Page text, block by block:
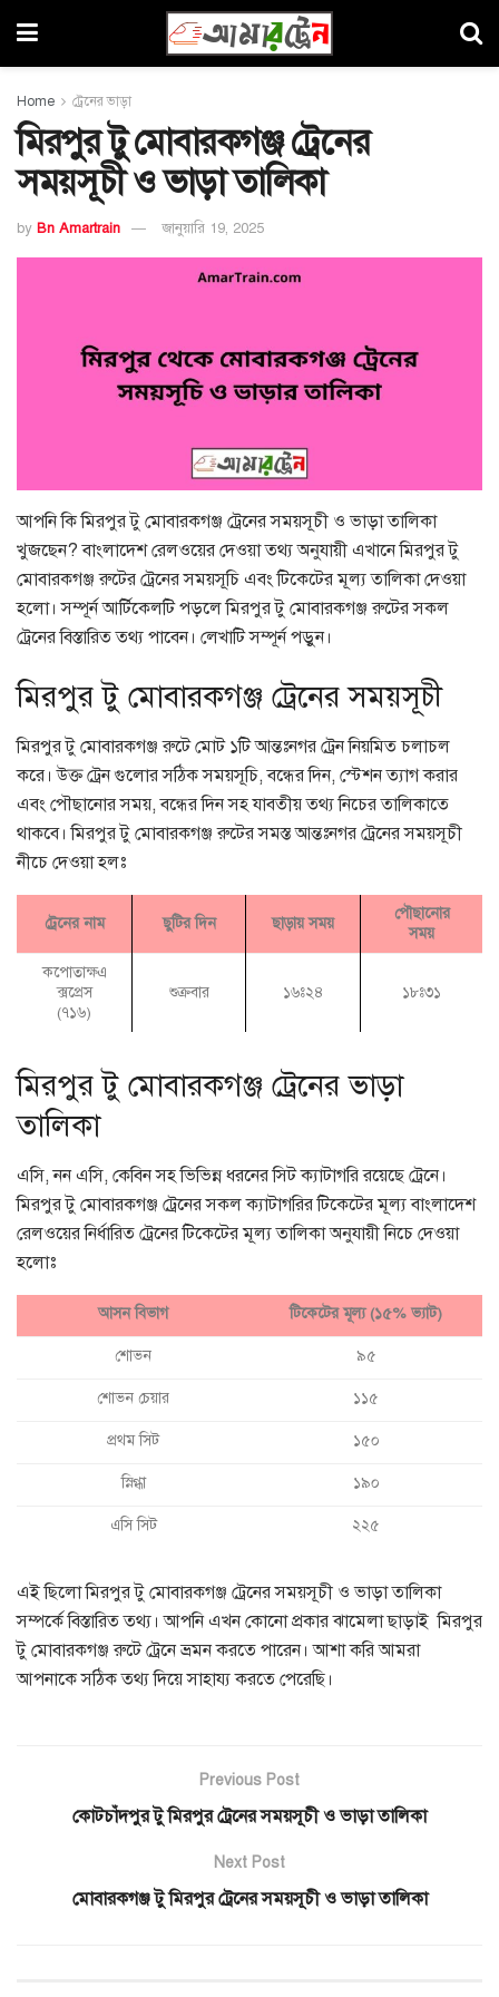
Home ট্রেনের ভাড়া
মিরপুর টু মোবারকগঞ্জ ট্রেনের
সময়সূচী ও ভাড়া তালিকা
by Bn Amartrain জানুয়ারি 19, 2025
আপনি কি মিরপুর টু মোবারকগঞ্জ ট্রেনের সময়সূচী ও ভাড়া তালিকা
খুজছেন? বাংলাদেশ রেলওয়ের দেওয়া তথ্য অনুযায়ী এখানে মিরপুর টু
মোবারকগঞ্জ রুটের ট্রেনের সময়সূচি এবং টিকেটের মূল্য তালিকা দেওয়া
হলো। সম্পূর্ন আর্টিকেলটি পড়লে মিরপুর টু মোবারকগঞ্জ রুটের সকল
ট্রেনের বিস্তারিত তথ্য পাবেন। লেখাটি সম্পূর্ন পড়ুন।
মিরপুর টু মোবারকগঞ্জ ট্রেনের সময়সূচী
মিরপুর টু মোবারকগঞ্জ রুটে মোট ১টি আন্তঃনগর ট্রেন নিয়মিত চলাচল
করে। উক্ত ট্রেন গুলোর সঠিক সময়সূচি, বন্ধের দিন, স্টেশন ত্যাগ করার
এবং পৌছানোর সময়, বন্ধের দিন সহ যাবতীয় তথ্য নিচের তালিকাতে
থাকবে। মিরপুর টু মোবারকগঞ্জ রুটের সমস্ত আন্তঃনগর ট্রেনের সময়সূচী
নীচে দেওয়া হলঃ
ট্রেনের নাম ছুটির দিন ছাড়ায় সময়
পৌছানোর
সময়
কপোতাক্ষএ
ক্সপ্রেস
(৭১৬)
শুক্রবার ১৬ঃ২৪ ১৮ঃ৩১
মিরপুর টু মোবারকগঞ্জ ট্রেনের ভাড়া
তালিকা
এসি, নন এসি, কেবিন সহ ভিভিন্ন ধরনের সিট ক্যাটাগরি রয়েছে ট্রেনে।
মিরপুর টু মোবারকগঞ্জ ট্রেনের সকল ক্যাটাগরির টিকেটের মূল্য বাংলাদেশ
রেলওয়ের নির্ধারিত ট্রেনের টিকেটের মূল্য তালিকা অনুযায়ী নিচে দেওয়া
হলোঃ
আসন বিভাগ টিকেটের মূল্য (১৫% ভ্যাট)
শোভন ৯৫
শোভন চেয়ার ১১৫
প্রথম সিট ১৫০
স্নিগ্ধা ১৯০
এসি সিট ২২৫
এই ছিলো মিরপুর টু মোবারকগঞ্জ ট্রেনের সময়সূচী ও ভাড়া তালিকা
সম্পর্কে বিস্তারিত তথ্য। আপনি এখন কোনো প্রকার ঝামেলা ছাড়াই মিরপুর
টু মোবারকগঞ্জ রুটে ট্রেনে ভ্রমন করতে পারেন। আশা করি আমরা
আপনাকে সঠিক তথ্য দিয়ে সাহায্য করতে পেরেছি।
Previous Post
কোটচাঁদপুর টু মিরপুর ট্রেনের সময়সূচী ও ভাড়া তালিকা
Next Post
মোবারকগঞ্জ টু মিরপুর ট্রেনের সময়সূচী ও ভাড়া তালিকা